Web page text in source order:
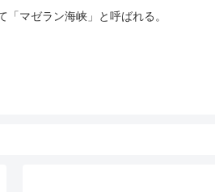
マゼラン海峡」と呼ばれる。